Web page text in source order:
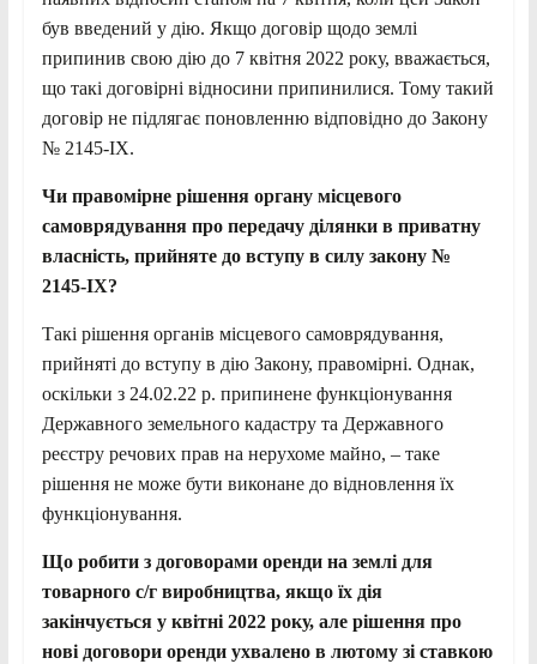
був введений у дію. Якщо договір щодо землі
припинив свою дію до 7 квітня 2022 року, вважається,
що такі договірні відносини припинилися. Тому такий
договір не підлягає поновленню відповідно до Закону
№ 2145-IX.
Чи правомірне рішення органу місцевого
самоврядування про передачу ділянки в приватну
власність, прийняте до вступу в силу закону №
2145-IX?
Такі рішення органів місцевого самоврядування,
прийняті до вступу в дію Закону, правомірні. Однак,
оскільки з 24.02.22 р. припинене функціонування
Державного земельного кадастру та Державного
реєстру речових прав на нерухоме майно, – таке
рішення не може бути виконане до відновлення їх
функціонування.
Що робити з договорами оренди на землі для
товарного с/г виробництва, якщо їх дія
закінчується у квітні 2022 року, але рішення про
нові договори оренди ухвалено в лютому зі ставкою